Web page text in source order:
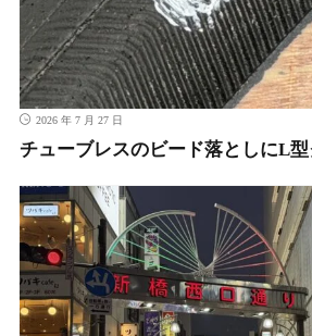
2026 年 7 月 27 日
チューブレスのビード落としにL